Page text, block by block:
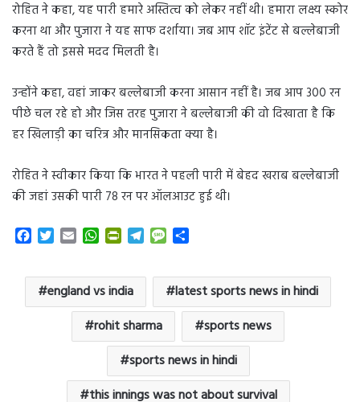
रोहित ने कहा, यह पारी हमारे अस्तित्व को लेकर नहीं थी। हमारा लक्ष्य स्कोर
करना था और पुजारा ने यह साफ दर्शाया। जब आप शॉट इंटेंट से बल्लेबाजी
करते हैं तो इससे मदद मिलती है।
उन्होंने कहा, वहां जाकर बल्लेबाजी करना आसान नहीं है। जब आप 300 रन
पीछे चल रहे हो और जिस तरह पुजारा ने बल्लेबाजी की वो दिखाता है कि
हर खिलाड़ी का चरित्र और मानसिकता क्या है।
रोहित ने स्वीकार किया कि भारत ने पहली पारी में बेहद खराब बल्लेबाजी
की जहां उसकी पारी 78 रन पर ऑलआउट हुई थी।
e
T
t
t
i
l
W
t
s
A
p
p
P
n
t
F
r
i
e
n
d
T
e
r
a
m
M
s
a
g
r
e
england vs india
latest sports news in hindi
rohit sharma
sports news
sports news in hindi
this innings was not about survival